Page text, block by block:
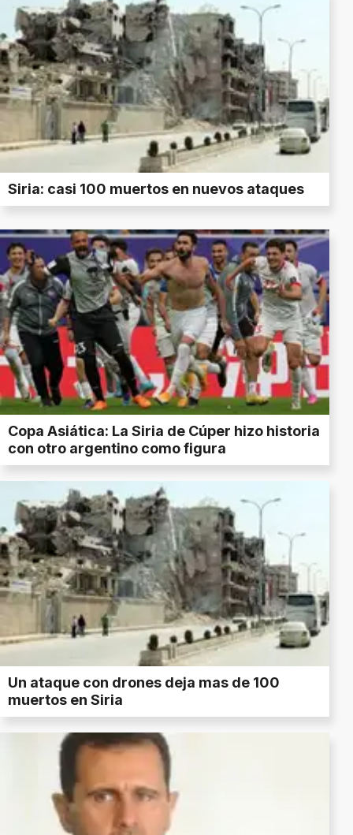
Siria: casi 100 muertos en nuevos ataques
Copa Asiática: La Siria de Cúper hizo historia
con otro argentino como figura
Un ataque con drones deja mas de 100
muertos en Siria